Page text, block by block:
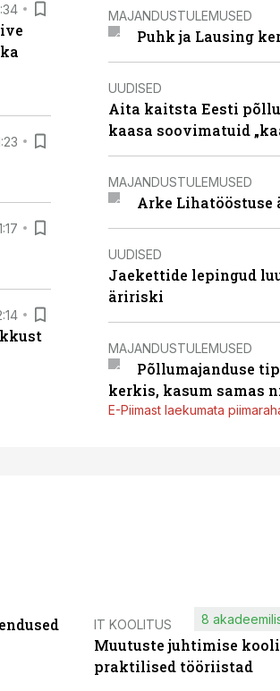
MAJANDUSTULEMUSED
Puhk ja Lausing
UUDISED
Aita kaitsta Eesti
kaasa soovimatuid
MAJANDUSTULEMUSED
Arke Lihatööstuse
UUDISED
Jaekettide lepingud
äririski
MAJANDUSTULEMUSED
Põllumajanduse
kerkis, kasum samas
E-Piimast laekumata
IT KOOLITUS
Muutuste juhtimise
praktilised tööriistad
8